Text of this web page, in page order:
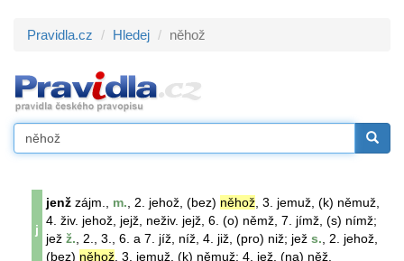
Pravidla.cz Hledej něhož
j
jenž zájm., m. , 2. jehož, (bez) něhož , 3. jemuž, (k) němuž,
4. živ. jehož, jejž, neživ. jejž, 6. (o) němž, 7. jímž, (s) nímž;
jež ž. , 2., 3., 6. a 7. jíž, níž, 4. již, (pro) niž; jež s. , 2. jehož,
(bez) něhož , 3. jemuž, (k) němuž; 4. jež, (na) něž,